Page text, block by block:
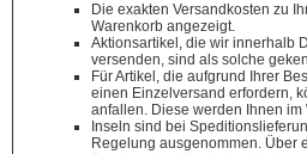
Die exakten Versandkosten zu
Warenkorb angezeigt.
Aktionsartikel, die wir innerhalb
versenden, sind als solche
Für Artikel, die aufgrund Ihrer
einen Einzelversand erfordern,
anfallen. Diese werden Ihnen
Inseln sind bei
Regelung ausgenommen. Über